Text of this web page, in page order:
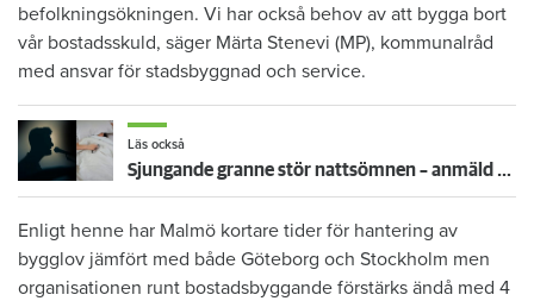
befolkningsökningen. Vi har också behov av att bygga bort
vår bostadsskuld, säger Märta Stenevi (MP), kommunalråd
med ansvar för stadsbyggnad och service.
Läs också
Sjungande granne stör nattsömnen – anmäld till kommunen
Enligt henne har Malmö kortare tider för hantering av
bygglov jämfört med både Göteborg och Stockholm men
organisationen runt bostadsbyggande förstärks ändå med 4